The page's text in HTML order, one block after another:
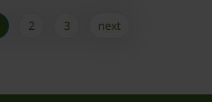
2 3 next